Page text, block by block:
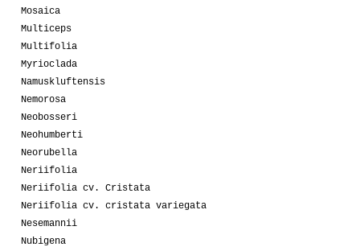
Mosaica
Multiceps
Multifolia
Myrioclada
Namuskluftensis
Nemorosa
Neobosseri
Neohumberti
Neorubella
Neriifolia
Neriifolia cv. Cristata
Neriifolia cv. cristata variegata
Nesemannii
Nubigena